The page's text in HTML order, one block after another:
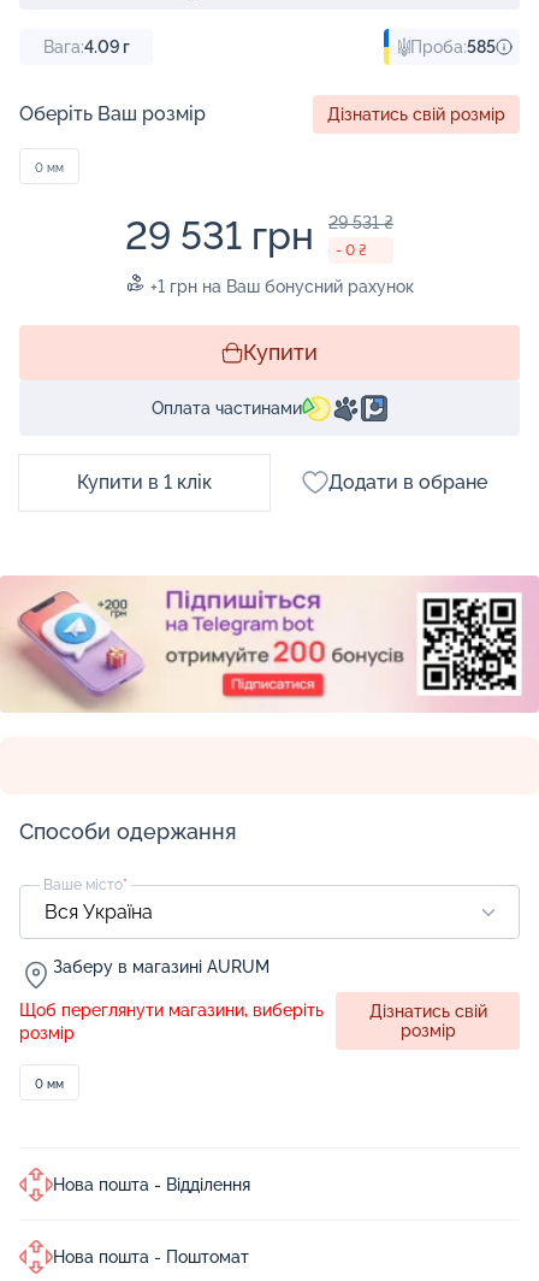
Вага:4.09г Проба:585
Оберіть Ваш розмір Дізнатись свій розмір
0 мм
29 531 грн 29 531 ₴
- 0 ₴
+1 грн на Ваш бонусний рахунок
Купити
Оплата частинами
Купити в 1 клік Додати в обране
Способи одержання
Ваше місто*
Заберу в магазині AURUM
Щоб переглянути магазини, виберіть
розмір
Дізнатись свій
розмір
0 мм
Нова пошта - Відділення
Нова пошта - Поштомат